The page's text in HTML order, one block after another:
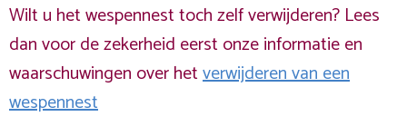
Wilt u het wespennest toch zelf verwijderen? Lees
dan voor de zekerheid eerst onze informatie en
waarschuwingen over hetverwijderen van een
wespennest